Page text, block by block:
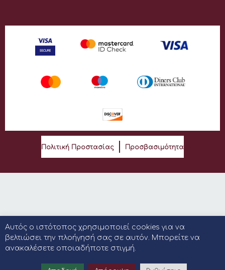
Πολιτική Προστασίας Προσβασιμότητα
Αυτός ο ιστότοπος χρησιμοποιεί cookies για να
βελτιώσει την πλοήγησή σας σε αυτόν. Μπορείτε να
ανακαλέσετε οποιαδήποτε στιγμή.